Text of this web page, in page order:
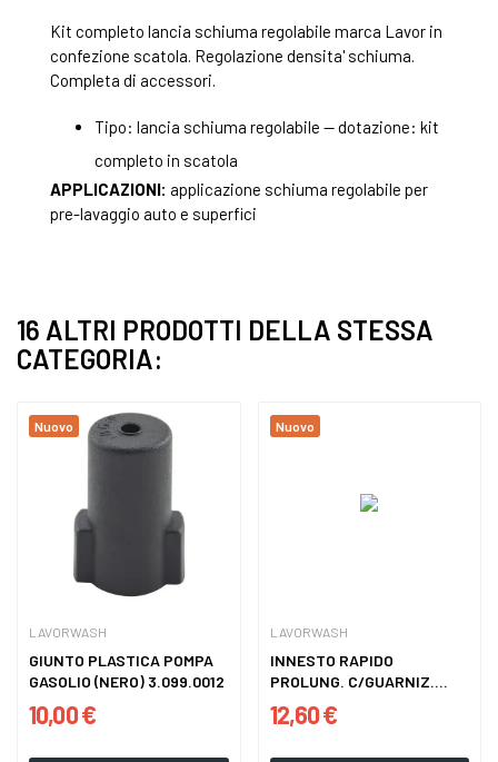
Kit completo lancia schiuma regolabile marca Lavor in
confezione scatola. Regolazione densita' schiuma.
Completa di accessori.
Tipo: lancia schiuma regolabile — dotazione: kit
completo in scatola
APPLICAZIONI: applicazione schiuma regolabile per
pre-lavaggio auto e superfici
16 ALTRI PRODOTTI DELLA STESSA
CATEGORIA:
Nuovo
LAVORWASH
GIUNTO PLASTICA POMPA
GASOLIO (NERO) 3.099.0012
10,00 €
Nuovo
LAVORWASH
INNESTO RAPIDO
PROLUNG. C/GUARNIZ.
5.009.0611
12,60 €